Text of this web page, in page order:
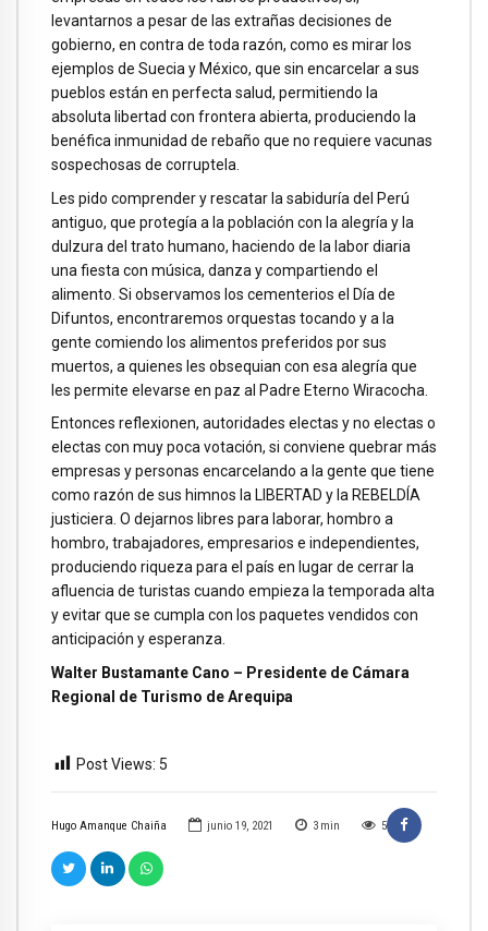
Hugo Amanque Chaiña junio 19, 2021 3 min 5
levantarnos a pesar de las extrañas decisiones de
gobierno, en contra de toda razón, como es mirar los
ejemplos de Suecia y México, que sin encarcelar a sus
pueblos están en perfecta salud, permitiendo la
absoluta libertad con frontera abierta, produciendo la
benéfica inmunidad de rebaño que no requiere vacunas
sospechosas de corruptela.
Les pido comprender y rescatar la sabiduría del Perú
antiguo, que protegía a la población con la alegría y la
dulzura del trato humano, haciendo de la labor diaria
una fiesta con música, danza y compartiendo el
alimento. Si observamos los cementerios el Día de
Difuntos, encontraremos orquestas tocando y a la
gente comiendo los alimentos preferidos por sus
muertos, a quienes les obsequian con esa alegría que
les permite elevarse en paz al Padre Eterno Wiracocha.
Entonces reflexionen, autoridades electas y no electas o
electas con muy poca votación, si conviene quebrar más
empresas y personas encarcelando a la gente que tiene
como razón de sus himnos la LIBERTAD y la REBELDÍA
justiciera. O dejarnos libres para laborar, hombro a
hombro, trabajadores, empresarios e independientes,
produciendo riqueza para el país en lugar de cerrar la
afluencia de turistas cuando empieza la temporada alta
y evitar que se cumpla con los paquetes vendidos con
anticipación y esperanza.
Walter Bustamante Cano – Presidente de Cámara
Regional de Turismo de Arequipa
Post Views: 5